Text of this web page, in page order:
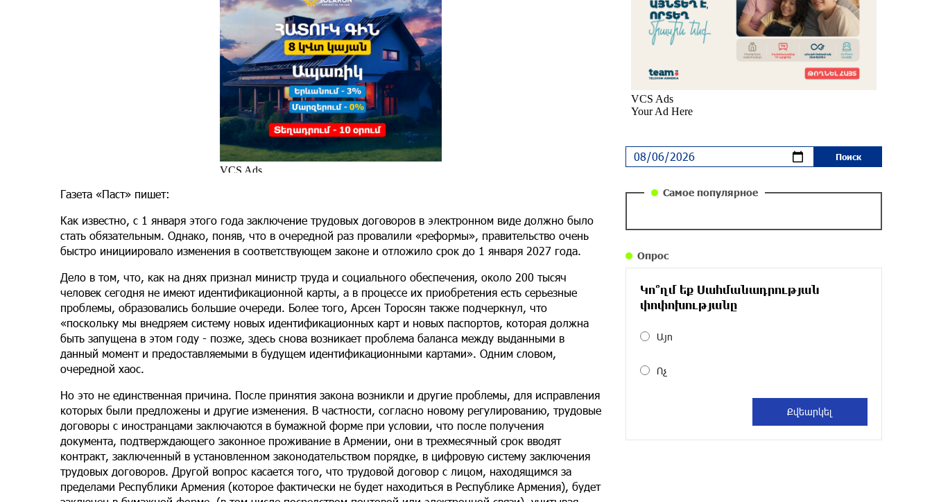
Газета «Паст» пишет:
Как известно, с 1 января этого года заключение трудовых договоров в электронном виде должно было
стать обязательным. Однако, поняв, что в очередной раз провалили «реформы», правительство очень
быстро инициировало изменения в соответствующем законе и отложило срок до 1 января 2027 года.
Дело в том, что, как на днях признал министр труда и социального обеспечения, около 200 тысяч
человек сегодня не имеют идентификационной карты, а в процессе их приобретения есть серьезные
проблемы, образовались большие очереди. Более того, Арсен Торосян также подчеркнул, что
«поскольку мы внедряем систему новых идентификационных карт и новых паспортов, которая должна
быть запущена в этом году - позже, здесь снова возникает проблема баланса между выданными в
данный момент и предоставляемыми в будущем идентификационными картами». Одним словом,
очередной хаос.
Но это не единственная причина. После принятия закона возникли и другие проблемы, для исправления
которых были предложены и другие изменения. В частности, согласно новому регулированию, трудовые
договоры с иностранцами заключаются в бумажной форме при условии, что после получения
документа, подтверждающего законное проживание в Армении, они в трехмесячный срок вводят
контракт, заключенный в установленном законодательством порядке, в цифровую систему заключения
трудовых договоров. Другой вопрос касается того, что трудовой договор с лицом, находящимся за
пределами Республики Армения (которое фактически не будет находиться в Республике Армения), будет
Царукяна и горькие уроки истории:
«Паст»
30 дней назад
Размик Марукян стал обладателем
«Росатом» готов построить новые АЭС,
Оппозиция Грузии отказалась от
мандатов и получила обратный
эффект: Нарек Карапетян
Самое популярное
Опрос
Կո՞ղմ եք Սահմանադրության
փոփոխությանը
Այո
Ոչ